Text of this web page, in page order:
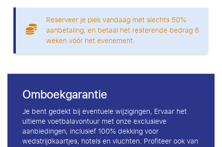
Reserveer je plek vandaag met slechts 50%
aanbetaling, en betaal het resterende bedrag 6
weken vóór het evenement.
Omboekgarantie
Je bent gedekt bij eventuele wijzigingen, Ervaar het
ultieme voetbalavontuur met onze exclusieve
aanbiedingen, inclusief 100% dekking voor
wedstrijdkaartjes, hotels en vluchten. Profiteer ook van